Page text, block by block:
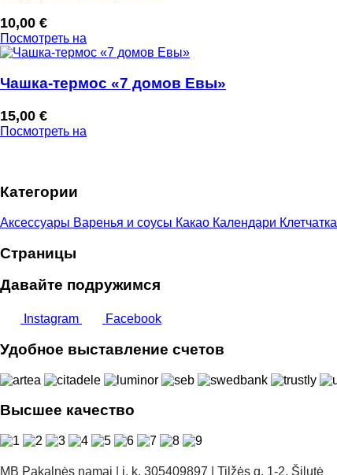
10,00 €
Посмотреть на
Чашка-термос «7 домов Евы»
15,00 €
Посмотреть на
Категории
Аксессуары Варенья и соусы Какао Календари Клетчатка
Страницы
Давайте подружимся
Instagram Facebook
Удобное выставление счетов
Высшее качество
MB Pakalnės namai | į. k. 305409897 | Tilžės g. 1-2, Šilutė